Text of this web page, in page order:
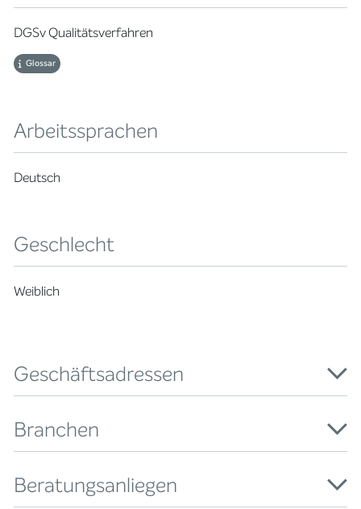
DGSv Qualitätsverfahren
Glossar
Arbeitssprachen
Deutsch
Geschlecht
Weiblich
Geschäftsadressen
Branchen
Beratungsanliegen